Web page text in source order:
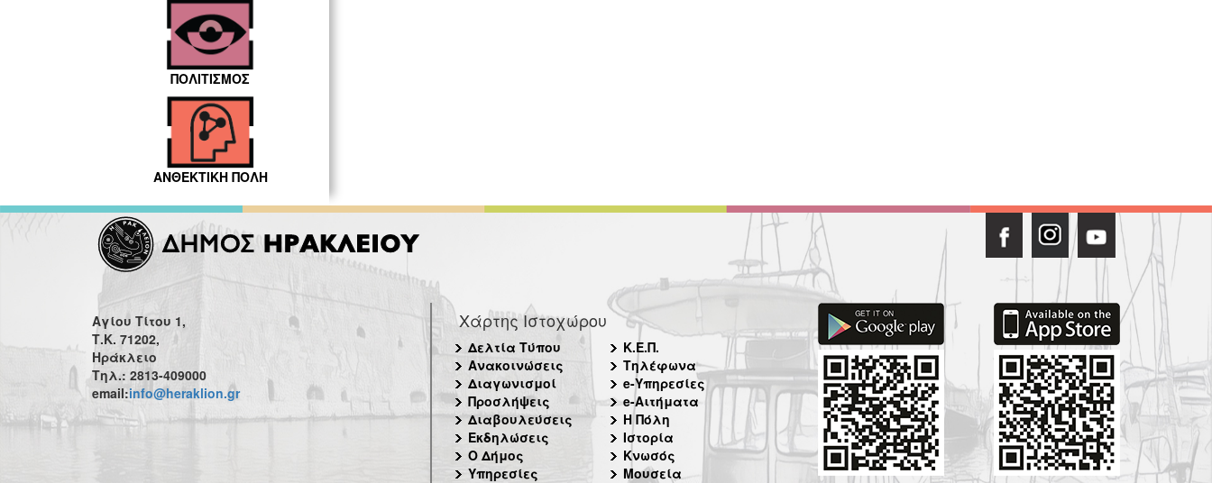
ΠΟΛΙΤΙΣΜΟΣ
ΑΝΘΕΚΤΙΚΗ ΠΟΛΗ
Αγίου Τίτου 1,
Τ.Κ. 71202,
Ηράκλειο
Τηλ.: 2813-409000
email:info@heraklion.gr
Χάρτης Ιστοχώρου
Δελτία Τύπου
Ανακοινώσεις
Διαγωνισμοί
Προσλήψεις
Διαβουλεύσεις
Εκδηλώσεις
Ο Δήμος
Υπηρεσίες
Κ.Ε.Π.
Τηλέφωνα
e-Υπηρεσίες
e-Αιτήματα
Η Πόλη
Ιστορία
Κνωσός
Μουσεία